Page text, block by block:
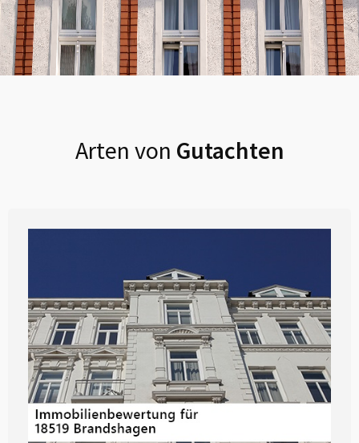
Arten von Gutachten